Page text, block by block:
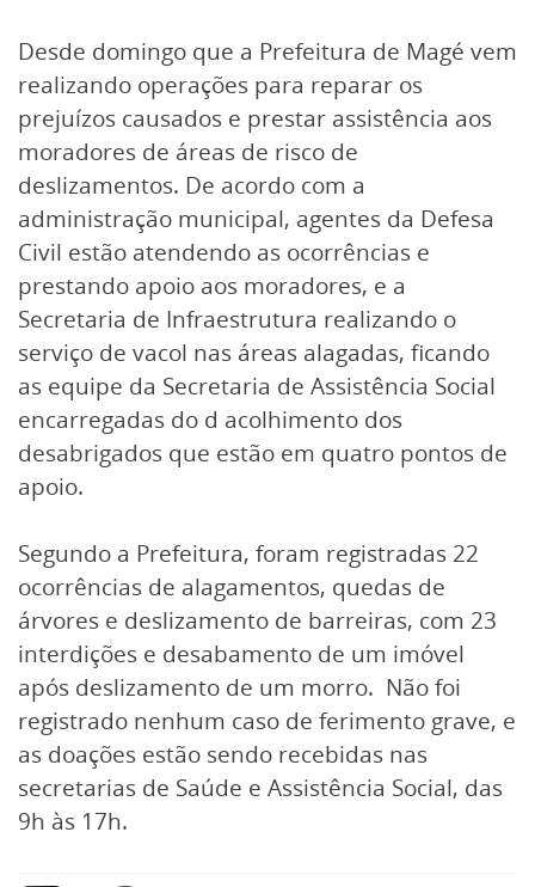
Desde domingo que a Prefeitura de Magé vem
realizando operações para reparar os
prejuízos causados e prestar assistência aos
moradores de áreas de risco de
deslizamentos. De acordo com a
administração municipal, agentes da Defesa
Civil estão atendendo as ocorrências e
prestando apoio aos moradores, e a
Secretaria de Infraestrutura realizando o
serviço de vacol nas áreas alagadas, ficando
as equipe da Secretaria de Assistência Social
encarregadas do d acolhimento dos
desabrigados que estão em quatro pontos de
apoio.
Segundo a Prefeitura, foram registradas 22
ocorrências de alagamentos, quedas de
árvores e deslizamento de barreiras, com 23
interdições e desabamento de um imóvel
após deslizamento de um morro. Não foi
registrado nenhum caso de ferimento grave, e
as doações estão sendo recebidas nas
secretarias de Saúde e Assistência Social, das
9h às 17h.